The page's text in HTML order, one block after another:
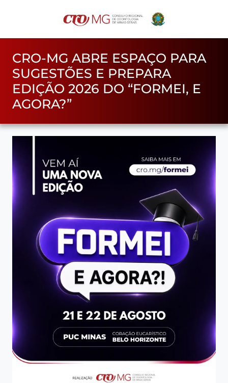
CRO-MG ABRE ESPAÇO PARA
SUGESTÕES E PREPARA
EDIÇÃO 2026 DO “FORMEI, E
AGORA?”